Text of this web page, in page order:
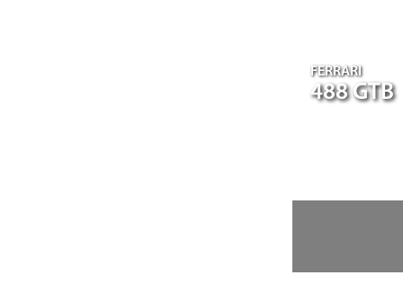
FERRARI
488 GTB